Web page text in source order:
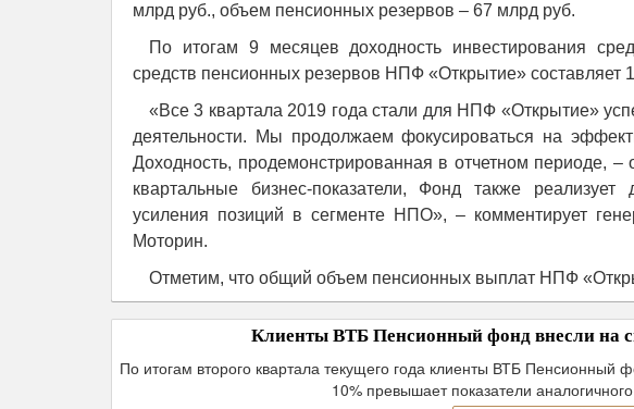
млрд руб., объем пенсионных резервов – 67 млрд руб.
По итогам 9 месяцев доходность инвестирования
средств пенсионных резервов НПФ «Открытие» составляет
«Все 3 квартала 2019 года стали для НПФ «Открытие»
деятельности. Мы продолжаем фокусироваться на
Доходность, продемонстрированная в отчетном периоде,
квартальные бизнес-показатели, Фонд также реализует
усиления позиций в сегменте НПО», – комментирует
Моторин.
Отметим, что общий объем пенсионных выплат НПФ
Клиенты ВТБ Пенсионный фонд внесли на
По итогам второго квартала текущего года клиенты ВТБ Пенсионный
10% превышает показатели